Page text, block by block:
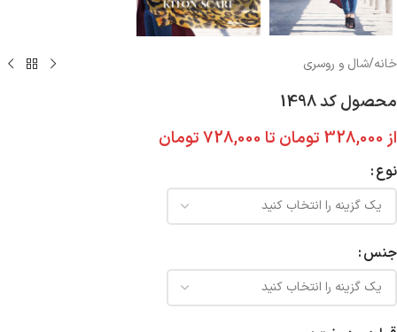
خانه/شال و روسری
محصول کد 1498
از 328,000 تومان تا 728,000تومان
نوع
جنس